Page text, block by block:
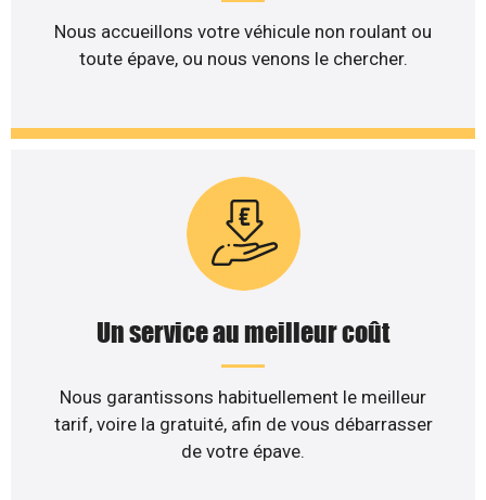
Nous accueillons votre véhicule non roulant ou
toute épave, ou nous venons le chercher.
Un service au meilleur coût
Nous garantissons habituellement le meilleur
tarif, voire la gratuité, afin de vous débarrasser
de votre épave.